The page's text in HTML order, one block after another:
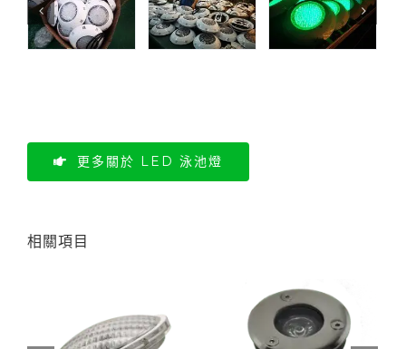
更多關於 LED 泳池燈
相關項目